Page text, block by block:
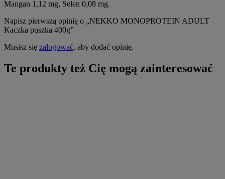
Mangan 1,12 mg, Selen 0,08 mg.
Napisz pierwszą opinię o „NEKKO MONOPROTEIN ADULT
Kaczka puszka 400g”
Musisz się zalogować, aby dodać opinię.
Te produkty też Cię mogą zainteresować